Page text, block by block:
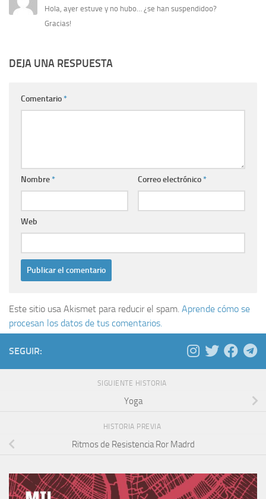
Hola, ayer estuve y no hubo… ¿se han suspendidoo?
Gracias!
DEJA UNA RESPUESTA
Comentario*
Nombre* Correo electrónico*
Web
Este sitio usa Akismet para reducir el spam. Aprende cómo se
procesan los datos de tus comentarios.
SEGUIR:
SIGUIENTE HISTORIA
Yoga
HISTORIA PREVIA
Ritmos de Resistencia Ror Madrd